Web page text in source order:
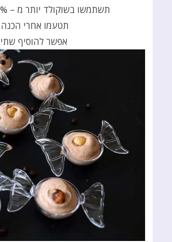
תשתמשו בשוקולד יותר מ – 60% ואז המוס בכלל יהיה הורס.
תטעמו אחרי
אפשר להוסיף